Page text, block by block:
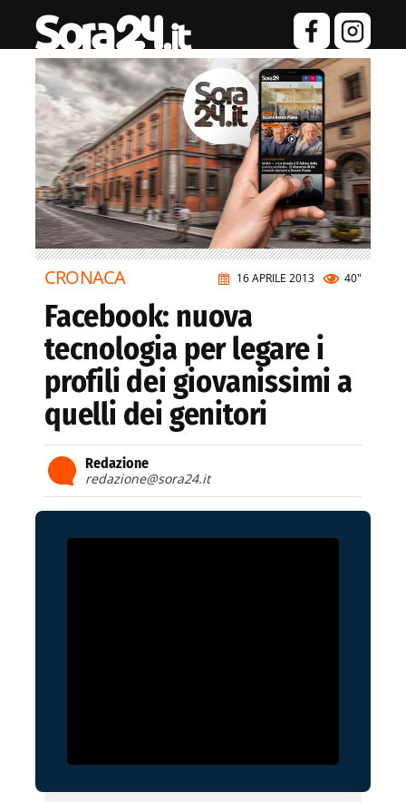
16 APRILE 2013 40"
CRONACA
Facebook: nuova
tecnologia per legare i
profili dei giovanissimi a
quelli dei genitori
Redazione
redazione@sora24.it